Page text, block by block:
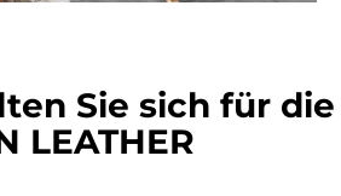
Sie sich für die
LEATHER